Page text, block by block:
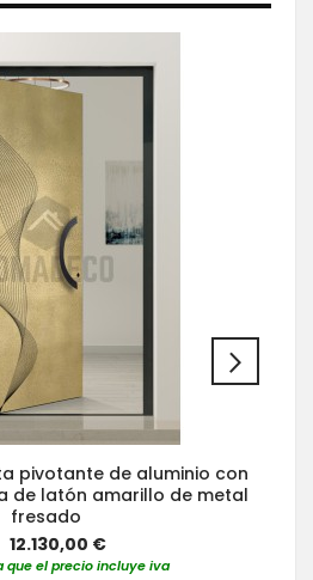
pivotante de aluminio con
de latón amarillo de metal
fresado
12.130,00 €
que el precio incluye iva